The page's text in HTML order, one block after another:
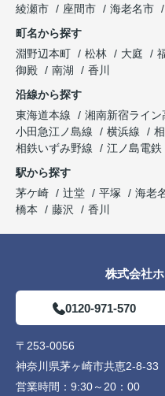
綾瀬市
座間市 海老名市
町名から探す
淵野辺本町
松林 大庭
御殿
南湖
香川
沿線から探す
東海道本線
湘南新宿ライン
小田急江ノ島線
横浜線
相鉄いずみ野線
江ノ島電鉄
駅から探す
茅ケ崎
辻堂 平塚 海老
橋本
藤沢 香川
株式会社
0120-971-570
〒253-0056
神奈川県茅ヶ崎市共恵2-8-33
営業時間： 9:30～20：00